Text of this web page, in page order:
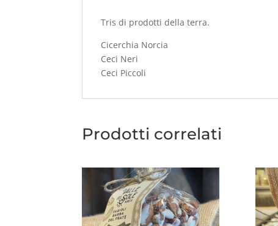
Tris di prodotti della terra.
Cicerchia Norcia
Ceci Neri
Ceci Piccoli
Prodotti correlati